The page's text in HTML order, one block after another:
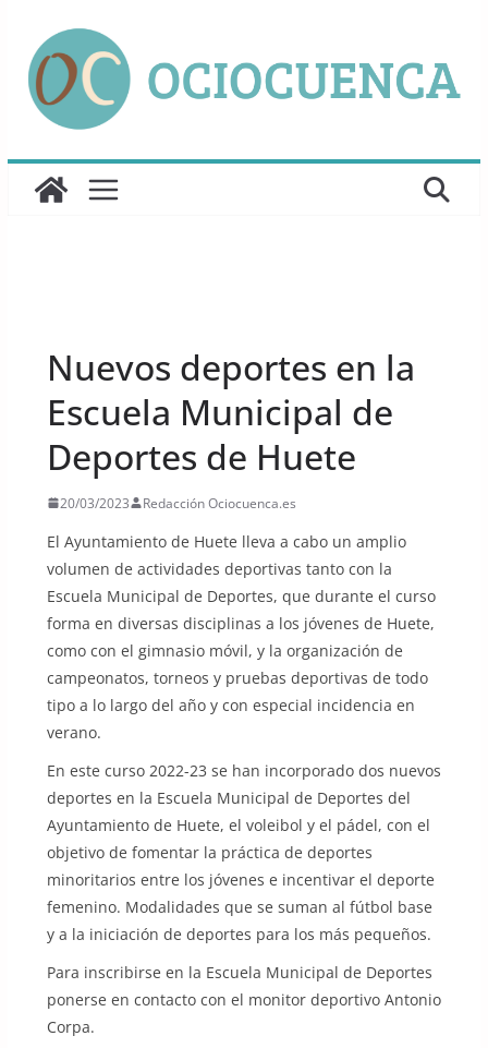
contenido
Nuevos deportes en la
Escuela Municipal de
Deportes de Huete
20/03/2023 Redacción Ociocuenca.es
El Ayuntamiento de Huete lleva a cabo un amplio
volumen de actividades deportivas tanto con la
Escuela Municipal de Deportes, que durante el curso
forma en diversas disciplinas a los jóvenes de Huete,
como con el gimnasio móvil, y la organización de
campeonatos, torneos y pruebas deportivas de todo
tipo a lo largo del año y con especial incidencia en
verano.
En este curso 2022-23 se han incorporado dos nuevos
deportes en la Escuela Municipal de Deportes del
Ayuntamiento de Huete, el voleibol y el pádel, con el
objetivo de fomentar la práctica de deportes
minoritarios entre los jóvenes e incentivar el deporte
femenino. Modalidades que se suman al fútbol base
y a la iniciación de deportes para los más pequeños.
Para inscribirse en la Escuela Municipal de Deportes
ponerse en contacto con el monitor deportivo Antonio
Corpa.